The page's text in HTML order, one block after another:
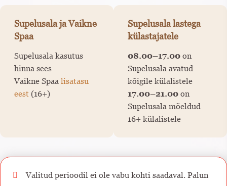
Supelusala ja Vaikne
Spaa
Supelusala kasutus
hinna sees
Vaikne Spaa lisatasu
eest (16+)
Supelusala lastega
külastajatele
08.00–17.00 on
Supelusala avatud
kõigile külalistele
17.00–21.00 on
Supelusala mõeldud
16+ külalistele
Valitud perioodil ei ole vabu kohti saadaval. Palun